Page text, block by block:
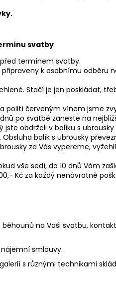
svatby
termínem svatby.
k osobnímu odběru
Stačí je jen poskládat,
polití červeným vínem jsme
po svatbě zaneste na
obdrželi v balíku s
balík s ubrousky
za Vás vypereme,
vše sedí, do 10 dnů Vám
Kč za každý nenávratně
na Vaši svatbu,
nájemní smlouvy.
s různými technikami